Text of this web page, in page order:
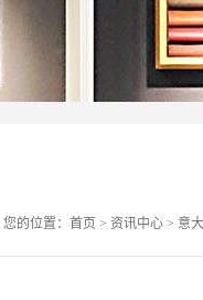
您的位置： 首页 > 资讯中心> 意